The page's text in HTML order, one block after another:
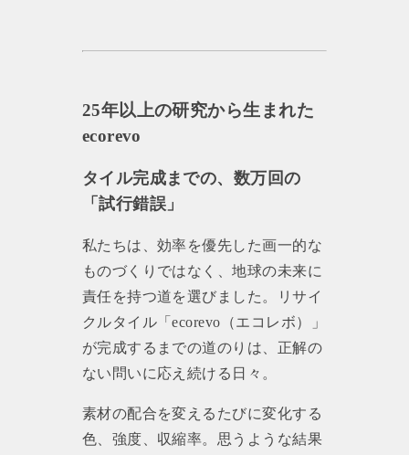
25年以上の研究から生まれた
ecorevo
タイル完成までの、数万回の
「試行錯誤」
私たちは、効率を優先した画一的な
ものづくりではなく、地球の未来に
責任を持つ道を選びました。リサイ
クルタイル「ecorevo（エコレボ）」
が完成するまでの道のりは、正解の
ない問いに応え続ける日々。
素材の配合を変えるたびに変化する
色、強度、収縮率。思うような結果